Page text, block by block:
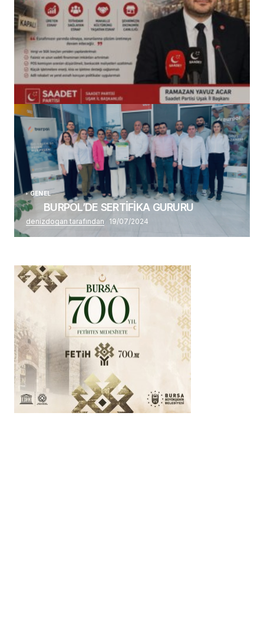
(başlıksız)
Alaattin Karahan tarafından 14/07/2026
GENEL
BURPOL’DE SERTİFİKA GURURU
denizdogan tarafından 19/07/2024